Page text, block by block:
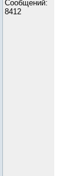
Сообщений:
8412